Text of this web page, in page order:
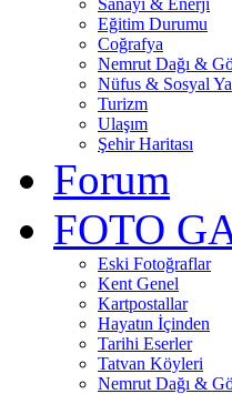
Sanayi & Enerji
Eğitim Durumu
Coğrafya
Nemrut Dağı &
Nüfus & Sosyal
Turizm
Ulaşım
Şehir Haritası
Forum
FOTO
Eski Fotoğraflar
Kent Genel
Kartpostallar
Hayatın İçinden
Tarihi Eserler
Tatvan Köyleri
Nemrut Dağı &